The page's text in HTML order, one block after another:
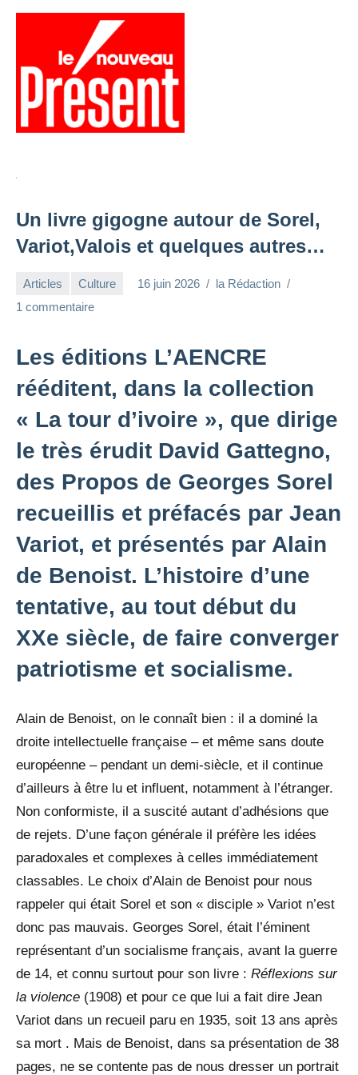
Aller
Un livre gigogne autour de Sorel,
Variot,Valois et quelques autres…
Articles Culture 16 juin 2026
la Rédaction
1 commentaire
Les éditions L’AENCRE
rééditent, dans la collection
« La tour d’ivoire », que dirige
le très érudit David Gattegno,
des Propos de Georges Sorel
recueillis et préfacés par Jean
Variot, et présentés par Alain
de Benoist. L’histoire d’une
tentative, au tout début du
XXe siècle, de faire converger
patriotisme et socialisme.
Alain de Benoist, on le connaît bien : il a dominé la
droite intellectuelle française – et même sans doute
européenne – pendant un demi-siècle, et il continue
d’ailleurs à être lu et influent, notamment à l’étranger.
Non conformiste, il a suscité autant d’adhésions que
de rejets. D’une façon générale il préfère les idées
paradoxales et complexes à celles immédiatement
classables. Le choix d’Alain de Benoist pour nous
rappeler qui était Sorel et son « disciple » Variot n’est
donc pas mauvais. Georges Sorel, était l’éminent
représentant d’un socialisme français, avant la guerre
de 14, et connu surtout pour son livre : Réflexions sur
la violence (1908) et pour ce que lui a fait dire Jean
Variot dans un recueil paru en 1935, soit 13 ans après
sa mort . Mais de Benoist, dans sa présentation de 38
pages, ne se contente pas de nous dresser un portrait